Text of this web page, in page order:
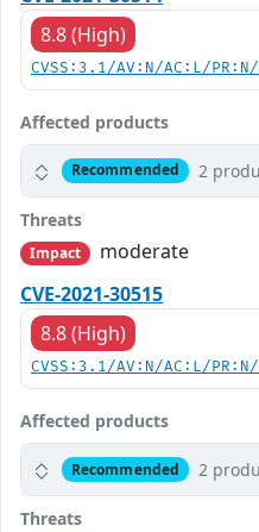
8.8 (High)
CVSS:3.1/AV:N/AC:L/
Affected products
Recommended 2
Threats
Impact
moderate
CVE-2021-30515
8.8 (High)
CVSS:3.1/AV:N/AC:L/
Affected products
Recommended 2
Threats